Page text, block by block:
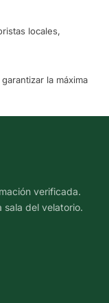
locales,
la máxima
verificada.
sala del velatorio.